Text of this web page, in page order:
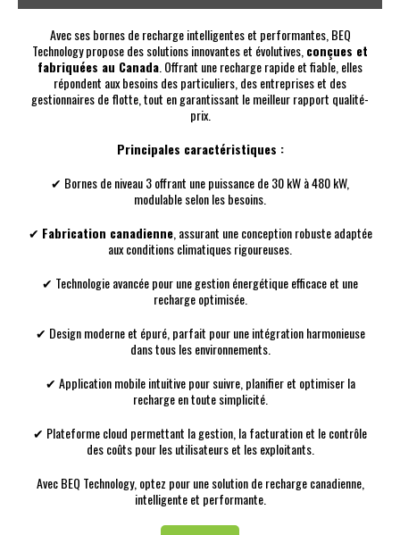
Avec ses bornes de recharge intelligentes et performantes, BEQ
Technology propose des solutions innovantes et évolutives, conçues et
fabriquées au Canada . Offrant une recharge rapide et fiable, elles
répondent aux besoins des particuliers, des entreprises et des
gestionnaires de flotte, tout en garantissant le meilleur rapport qualité-
prix.
Principales caractéristiques :
✔ Bornes de niveau 3 offrant une puissance de 30 kW à 480 kW,
modulable selon les besoins.
✔ Fabrication canadienne, assurant une conception robuste adaptée
aux conditions climatiques rigoureuses.
✔ Technologie avancée pour une gestion énergétique efficace et une
recharge optimisée.
✔ Design moderne et épuré, parfait pour une intégration harmonieuse
dans tous les environnements.
✔ Application mobile intuitive pour suivre, planifier et optimiser la
recharge en toute simplicité.
✔ Plateforme cloud permettant la gestion, la facturation et le contrôle
des coûts pour les utilisateurs et les exploitants.
Avec BEQ Technology, optez pour une solution de recharge canadienne,
intelligente et performante.